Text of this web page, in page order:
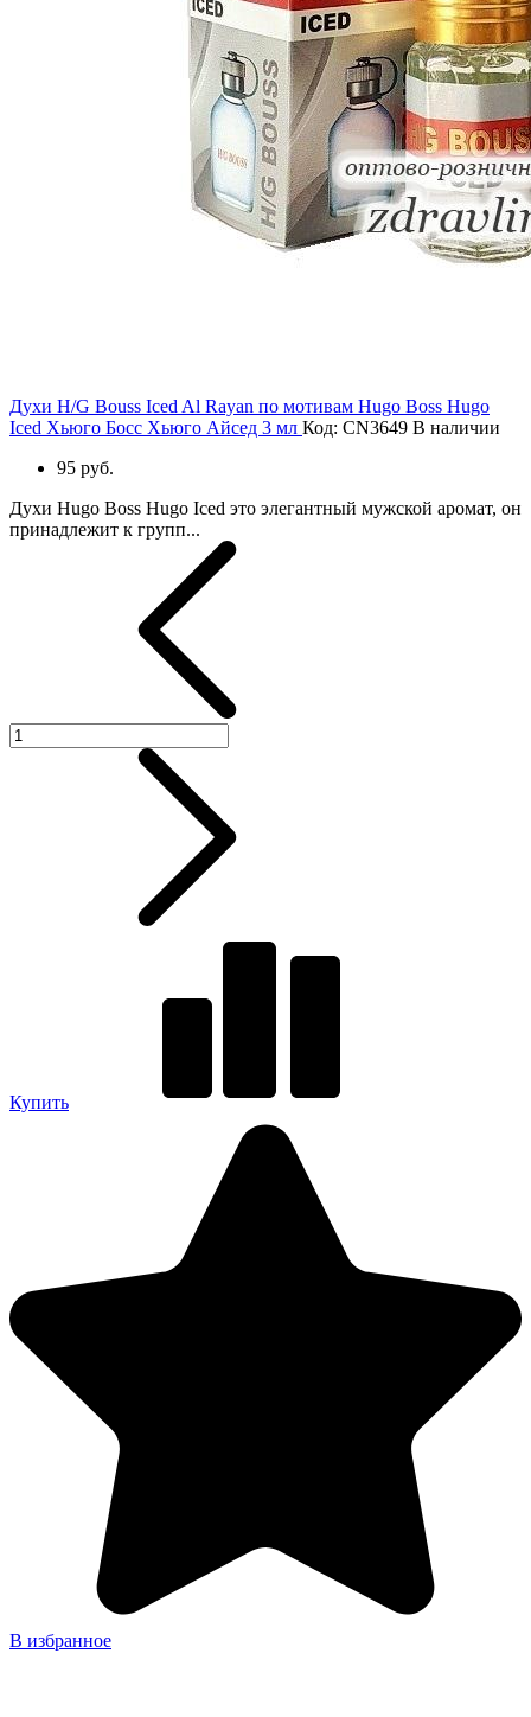
Духи H/G Bouss Iced Al Rayan по мотивам Hugo Boss Hugo
Iced Хьюго Босс Хьюго Айсед 3 мл Код: CN3649 В наличии
95 руб.
Духи Hugo Boss Hugo Iced это элегантный мужской аромат, он
принадлежит к групп...
Купить
В избранное